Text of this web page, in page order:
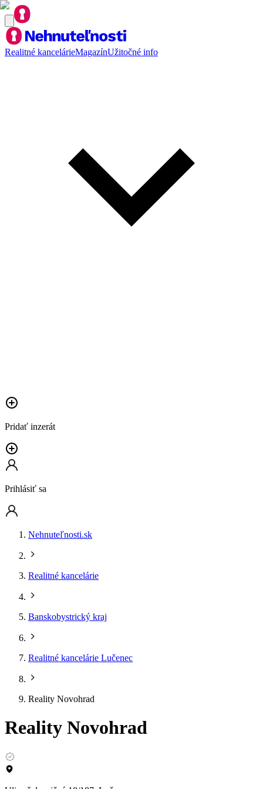
Realitné kancelárieMagazínUžitočné info
Pridať inzerát
Prihlásiť sa
Nehnuteľnosti.sk
Realitné kancelárie
Banskobystrický kraj
Realitné kancelárie Lučenec
Reality Novohrad
Reality Novohrad